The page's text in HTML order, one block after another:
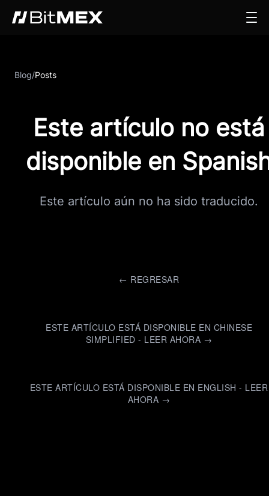
Blog/Posts
Este artículo no está
disponible en
Este artículo aún no ha sido traducido.
← REGRESAR
ESTE ARTÍCULO ESTÁ DISPONIBLE EN CHINESE
SIMPLIFIED - LEER AHORA →
ESTE ARTÍCULO ESTÁ DISPONIBLE EN ENGLISH - LEER
AHORA →